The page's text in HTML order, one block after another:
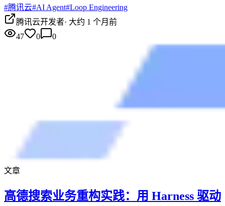
#腾讯云#AI Agent#Loop Engineering
腾讯云开发者· 大约 1 个月前
47
0 0
文章
高德搜索业务重构实践：用 Harness 驱动